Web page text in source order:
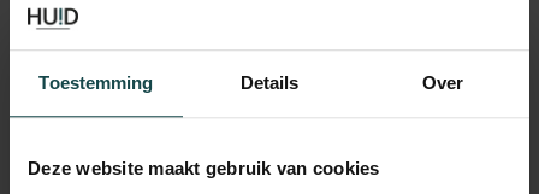
Toestemming Details Over
Deze website maakt gebruik van cookies